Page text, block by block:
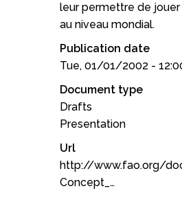
leur permettre de
au niveau mondial.
Publication date
Tue, 01/01/2002 -
Document type
Drafts
Presentation
Url
http://www.fao.org/
Concept_…